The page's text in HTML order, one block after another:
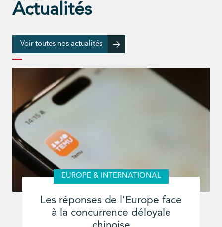
Actualités
Voir toutes nos actualités
EUROPE & INTERNATIONAL
Les réponses de l’Europe face
à la concurrence déloyale